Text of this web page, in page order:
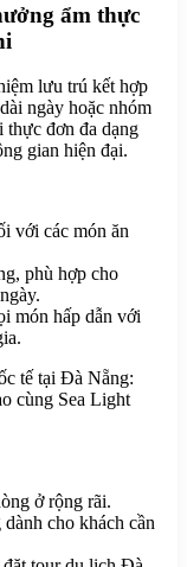
ẩm thực
lưu trú kết hợp
ngày hoặc nhóm
thực đơn đa dạng
gian hiện đại.
với các món ăn
phù hợp cho
món hấp dẫn với
ở rộng rãi.
cho khách cần